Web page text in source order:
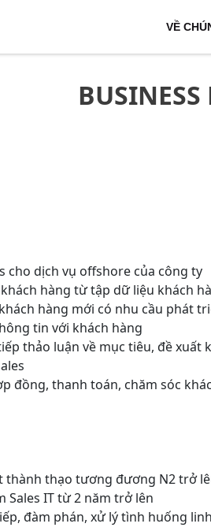
VỀ
cho dịch vụ offshore của công ty
hàng từ tập dữ liệu khách
hàng mới có nhu cầu phát
tin với khách hàng
thảo luận về mục tiêu, đề xuất
đồng, thanh toán, chăm sóc
thành thạo tương đương N2 trở
Sales IT từ 2 năm trở lên
đàm phán, xử lý tình huống